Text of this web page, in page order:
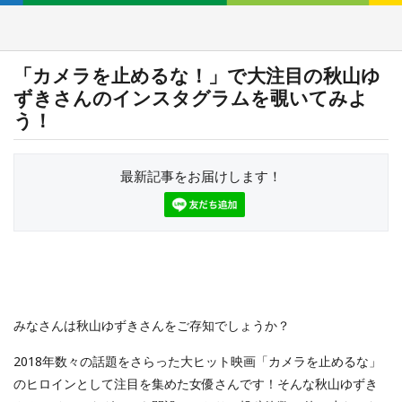
「カメラを止めるな！」で大注目の秋山ゆ
ずきさんのインスタグラムを覗いてみよ
う！
最新記事をお届けします！
みなさんは秋山ゆずきさんをご存知でしょうか？
2018年数々の話題をさらった大ヒット映画「カメラを止めるな」
のヒロインとして注目を集めた女優さんです！そんな秋山ゆずき